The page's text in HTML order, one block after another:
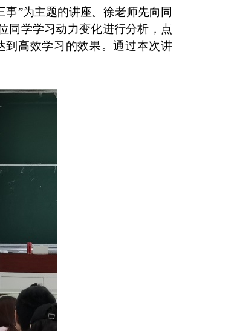
”为主题的讲座。徐老师先向同
同学学习动力变化进行分析，点
到高效学习的效果。通过本次讲